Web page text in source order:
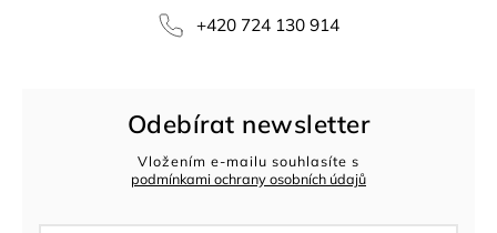
+420 724 130 914
Odebírat newsletter
Vložením e-mailu souhlasíte s
podmínkami ochrany osobních údajů